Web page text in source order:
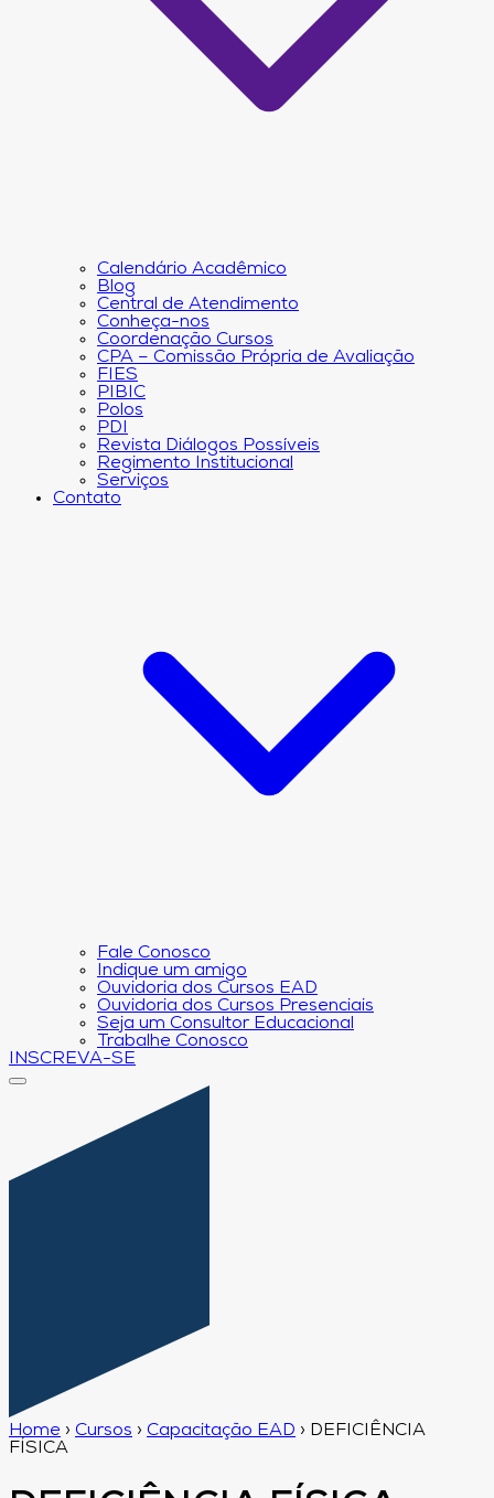
Calendário Acadêmico
Blog
Central de Atendimento
Conheça-nos
Coordenação Cursos
CPA – Comissão Própria de Avaliação
FIES
PIBIC
Polos
PDI
Revista Diálogos Possíveis
Regimento Institucional
Serviços
Contato
Fale Conosco
Indique um amigo
Ouvidoria dos Cursos EAD
Ouvidoria dos Cursos Presenciais
Seja um Consultor Educacional
Trabalhe Conosco
INSCREVA-SE
Home › Cursos › Capacitação EAD › DEFICIÊNCIA
FÍSICA